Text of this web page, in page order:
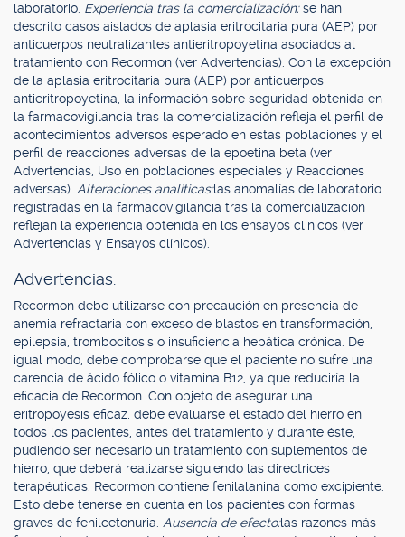
laboratorio. Experiencia tras la comercialización:se han
descrito casos aislados de aplasia eritrocitaria pura (AEP) por
anticuerpos neutralizantes antieritropoyetina asociados al
tratamiento con Recormon (ver Advertencias). Con la excepción
de la aplasia eritrocitaria pura (AEP) por anticuerpos
antieritropoyetina, la información sobre seguridad obtenida en
la farmacovigilancia tras la comercialización refleja el perfil de
acontecimientos adversos esperado en estas poblaciones y el
perfil de reacciones adversas de la epoetina beta (ver
Advertencias, Uso en poblaciones especiales y Reacciones
adversas). Alteraciones analíticas:las anomalías de laboratorio
registradas en la farmacovigilancia tras la comercialización
reflejan la experiencia obtenida en los ensayos clínicos (ver
Advertencias y Ensayos clínicos).
Advertencias.
Recormon debe utilizarse con precaución en presencia de
anemia refractaria con exceso de blastos en transformación,
epilepsia, trombocitosis o insuficiencia hepática crónica. De
igual modo, debe comprobarse que el paciente no sufre una
carencia de ácido fólico o vitamina B12, ya que reduciría la
eficacia de Recormon. Con objeto de asegurar una
eritropoyesis eficaz, debe evaluarse el estado del hierro en
todos los pacientes, antes del tratamiento y durante éste,
pudiendo ser necesario un tratamiento con suplementos de
hierro, que deberá realizarse siguiendo las directrices
terapéuticas. Recormon contiene fenilalanina como excipiente.
Esto debe tenerse en cuenta en los pacientes con formas
graves de fenilcetonuria. Ausencia de efecto:las razones más